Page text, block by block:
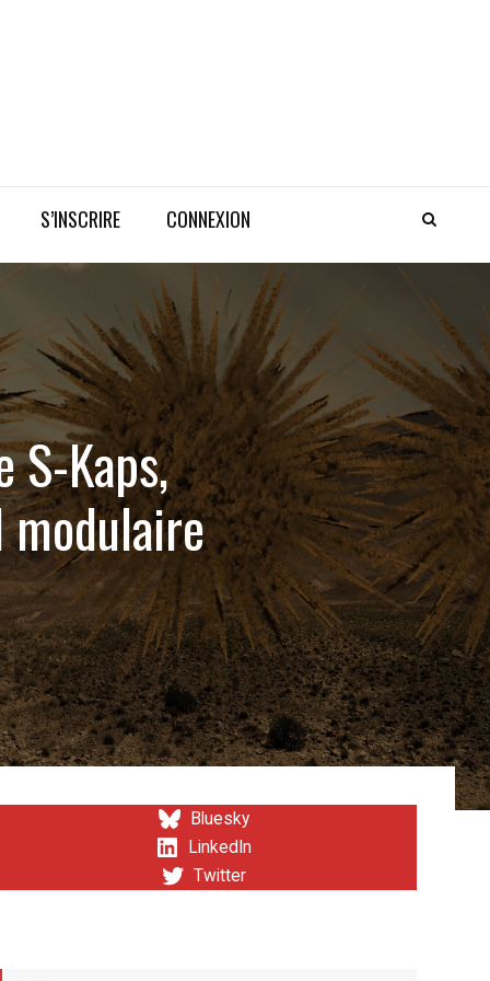
S’INSCRIRE CONNEXION
S-Kaps,
Bluesky
LinkedIn
Twitter